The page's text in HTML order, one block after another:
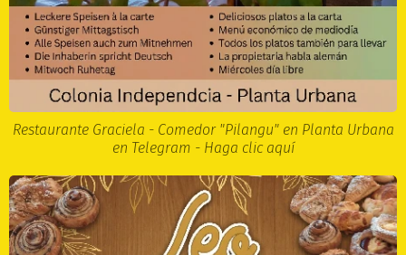
Restaurante Graciela - Comedor "Pilangu" en Planta Urbana
en Telegram - Haga clic aquí